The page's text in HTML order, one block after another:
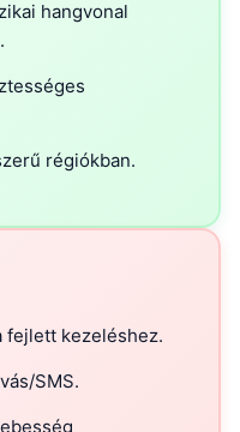
hangvonal
régiókban.
fejlett kezeléshez.
SMS.